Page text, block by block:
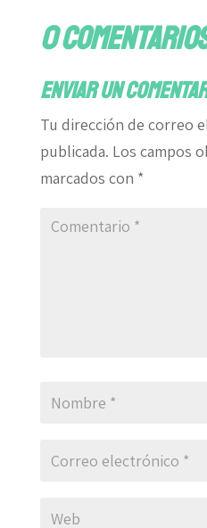
0
Enviar un
Tu dirección de correo
publicada. Los campos
marcados con *